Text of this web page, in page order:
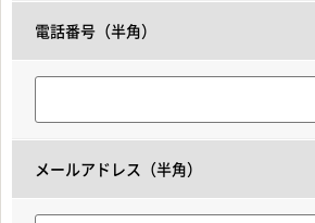
電話番号（半角）
メールアドレス（半角）